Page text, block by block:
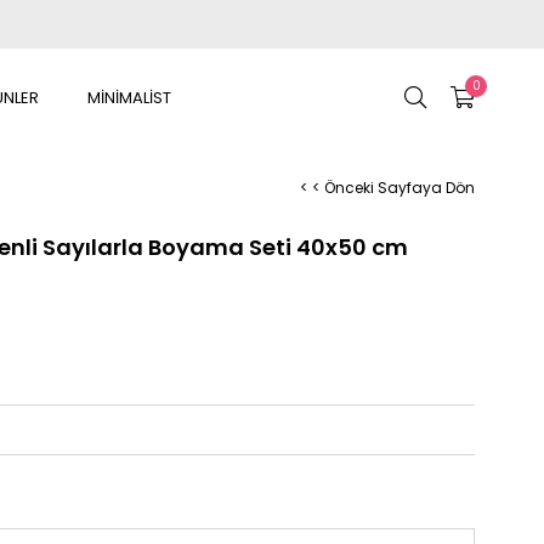
0
MİNİMALİST
< < Önceki Sayfaya Dön
Sayılarla Boyama Seti 40x50 cm